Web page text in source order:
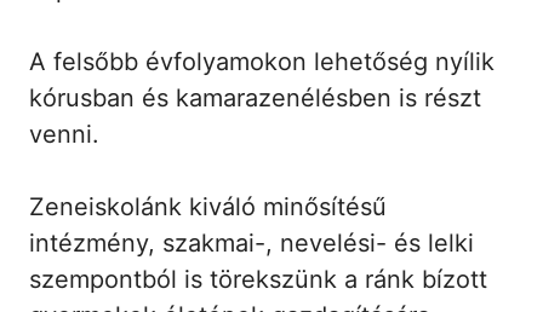
A felsőbb évfolyamokon lehetőség nyílik
kórusban és kamarazenélésben is részt
venni.
Zeneiskolánk kiváló minősítésű
intézmény, szakmai-, nevelési- és lelki
szempontból is törekszünk a ránk bízott